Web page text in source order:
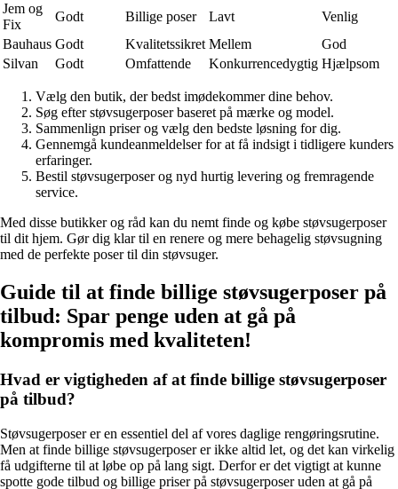
Jem og
Fix
Godt Billige poser Lavt
Venlig
Bauhaus Godt Kvalitetssikret Mellem
God
Silvan
Godt Omfattende Konkurrencedygtig Hjælpsom
Vælg den butik, der bedst imødekommer dine behov.
Søg efter støvsugerposer baseret på mærke og model.
Sammenlign priser og vælg den bedste løsning for dig.
Gennemgå kundeanmeldelser for at få indsigt i tidligere kunders
erfaringer.
Bestil støvsugerposer og nyd hurtig levering og fremragende
service.
Med disse butikker og råd kan du nemt finde og købe støvsugerposer
til dit hjem. Gør dig klar til en renere og mere behagelig støvsugning
med de perfekte poser til din støvsuger.
Guide til at finde billige støvsugerposer på
tilbud: Spar penge uden at gå på
kompromis med kvaliteten!
Hvad er vigtigheden af at finde billige støvsugerposer
på tilbud?
Støvsugerposer er en essentiel del af vores daglige rengøringsrutine.
Men at finde billige støvsugerposer er ikke altid let, og det kan virkelig
få udgifterne til at løbe op på lang sigt. Derfor er det vigtigt at kunne
spotte gode tilbud og billige priser på støvsugerposer uden at gå på